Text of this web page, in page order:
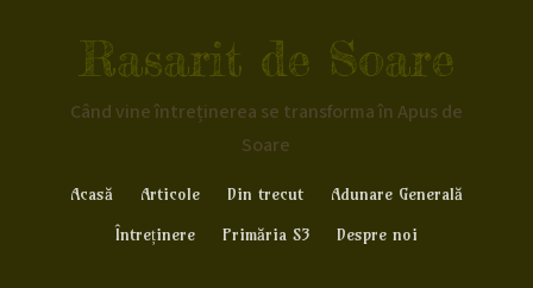
Rasarit de Soare
Când vine întreținerea se transforma în Apus de
Soare
Acasă Articole Din trecut
Adunare Generală
Întreținere
Primăria S3 Despre noi